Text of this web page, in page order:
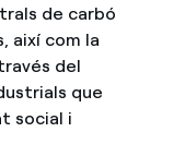
de carbó
així com la
del
que
social i